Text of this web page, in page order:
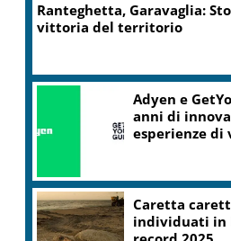
Ranteghetta, Garavaglia:
vittoria del territorio
Adyen e
anni di
esperienze di
Caretta
individuati in